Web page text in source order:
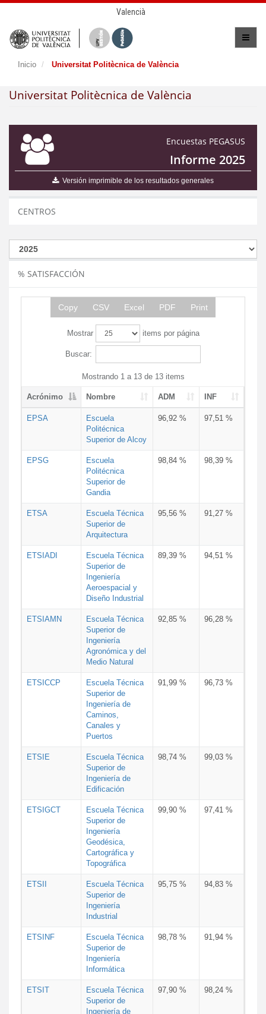
Valencià
Inicio Universitat Politècnica de València
Universitat Politècnica de València
Encuestas PEGASUS
Informe 2025
Versión imprimible de los resultados generales
CENTROS
% SATISFACCIÓN
Copy CSV Excel PDF Print
Mostrar items por página
Buscar:
Mostrando 1 a 13 de 13 items
Acrónimo Nombre ADM INF
EPSA
Escuela
Politécnica
Superior de Alcoy
96,92 % 97,51 %
EPSG
Escuela
Politécnica
Superior de
Gandia
98,84 % 98,39 %
ETSA
Escuela Técnica
Superior de
Arquitectura
95,56 % 91,27 %
ETSIADI
Escuela Técnica
Superior de
Ingeniería
Aeroespacial y
Diseño Industrial
89,39 % 94,51 %
ETSIAMN
Escuela Técnica
Superior de
Ingeniería
Agronómica y del
Medio Natural
92,85 % 96,28 %
ETSICCP
Escuela Técnica
Superior de
Ingeniería de
Caminos,
Canales y
Puertos
91,99 % 96,73 %
ETSIE
Escuela Técnica
Superior de
Ingeniería de
Edificación
98,74 % 99,03 %
ETSIGCT
Escuela Técnica
Superior de
Ingeniería
Geodésica,
Cartográfica y
Topográfica
99,90 % 97,41 %
ETSII
Escuela Técnica
Superior de
Ingeniería
Industrial
95,75 % 94,83 %
ETSINF
Escuela Técnica
Superior de
Ingeniería
Informática
98,78 % 91,94 %
ETSIT
Escuela Técnica
Superior de
Ingeniería de
97,90 % 98,24 %